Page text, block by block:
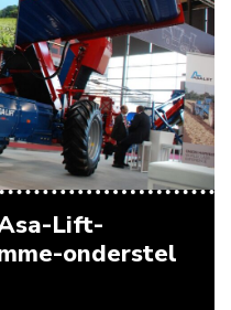
Lift-
onderstel